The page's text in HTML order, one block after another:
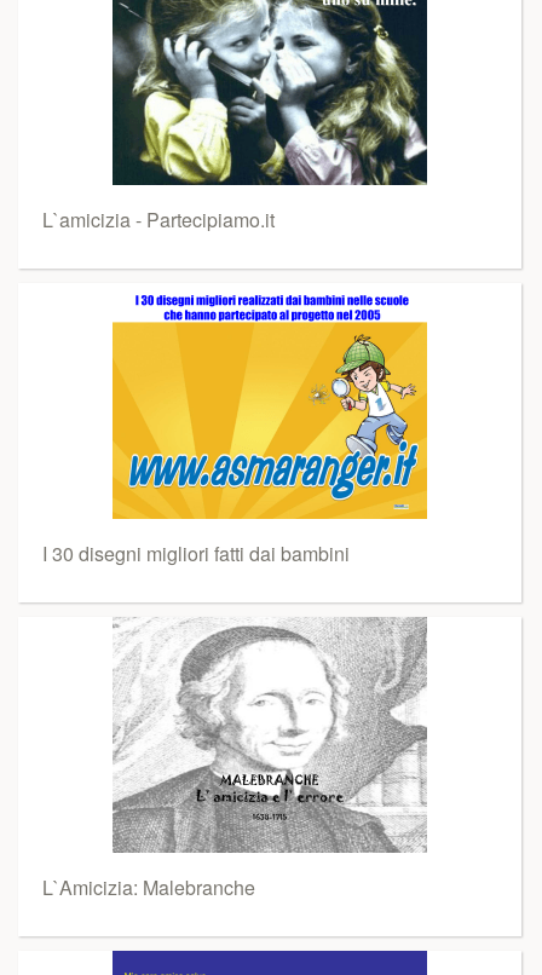
L`amicizia - Partecipiamo.it
I 30 disegni migliori fatti dai bambini
L`Amicizia: Malebranche